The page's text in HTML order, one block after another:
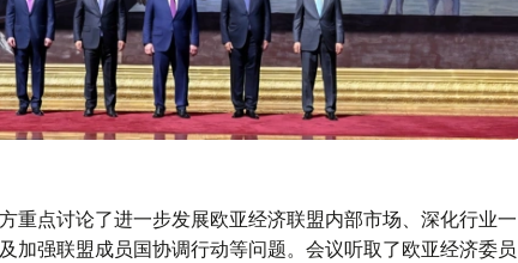
重点讨论了进一步发展欧亚经济联盟内部市场、深化行业一
加强联盟成员国协调行动等问题。会议听取了欧亚经济委员